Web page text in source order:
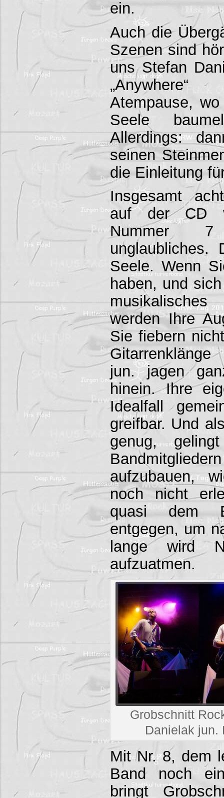
ein.
Auch die
Szenen sind
uns Stefan
Atempause,
Seele
Allerdings:
seinen
die Einleitung
Insgesamt
auf der CD
Nummer
unglaubliches.
Seele. Wenn
haben, und
werden Ihre
Sie fiebern
jun. jagen
hinein. Ihre
Idealfall
greifbar. Und
genug,
aufzubauen,
noch nicht
quasi dem
entgegen, um
lange wird
aufzuatmen.
Grobschnitt
Danielak jun.
Mit Nr. 8, dem
Band noch
bringt